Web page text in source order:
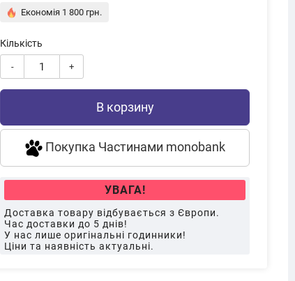
Економія 1 800 грн.
Кількість
- +
В корзину
Покупка Частинами monobank
УВАГА!
Доставка товару відбувається з Європи.
Час доставки до 5 днів!
У нас лише оригінальні годинники!
Ціни та наявність актуальні.